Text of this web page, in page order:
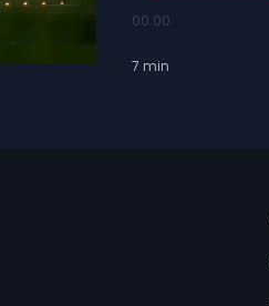
00:00
7 min